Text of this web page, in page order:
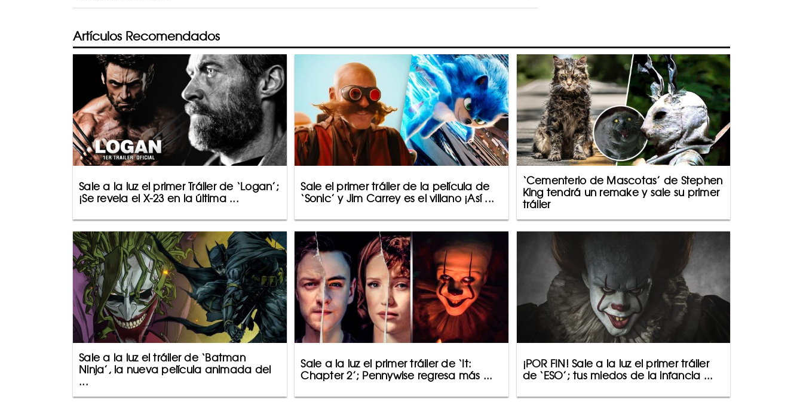
Artículos Recomendados
Sale a la luz el primer Tráiler de ‘Logan’;
¡Se revela el X-23 en la última ...
Sale el primer tráiler de la película de
‘Sonic’ y Jim Carrey es el villano ¡Así ...
‘Cementerio de Mascotas’ de Stephen
King tendrá un remake y sale su primer
tráiler
Sale a la luz el tráiler de ‘Batman
Ninja’, la nueva película animada del
...
Sale a la luz el primer tráiler de ‘It:
Chapter 2’; Pennywise regresa más ...
¡POR FIN! Sale a la luz el primer tráiler
de ‘ESO’; tus miedos de la infancia ...